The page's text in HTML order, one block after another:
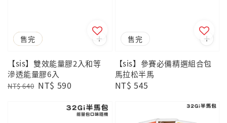
優惠
售完
【sis】雙效能量膠2入和等
滲透能量膠6入
Regular
NT$ 640 Sale
NT$ 590
售完
【sis】參賽必備精選組合包
馬拉松半馬
Regular
NT$ 545